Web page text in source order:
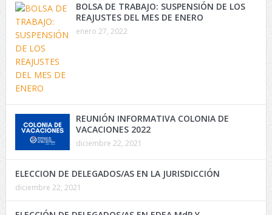
BOLSA DE TRABAJO: SUSPENSIÓN DE LOS
REAJUSTES DEL MES DE ENERO
enero 27, 2022
REUNIÓN INFORMATIVA COLONIA DE
VACACIONES 2022
diciembre 22, 2021
ELECCION DE DELEGADOS/AS EN LA JURISDICCIÓN
diciembre 22, 2021